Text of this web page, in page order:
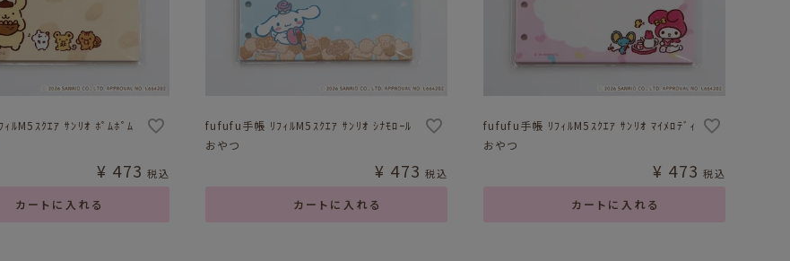
ﾙM5ｽｸｴｱ ｻﾝﾘｵ ﾎﾟﾑﾎﾟﾑ
カートに入れる
¥ 473 税込
fufufu手帳 ﾘﾌｨﾙM5ｽｸｴｱ ｻﾝﾘｵ ｼﾅﾓﾛｰﾙ
おやつ
カートに入れる
¥ 473 税込
fufufu手帳 ﾘﾌｨﾙM5ｽｸｴｱ ｻﾝﾘｵ ﾏｲﾒﾛﾃﾞｨ
おやつ
カートに入れる
¥ 473 税込